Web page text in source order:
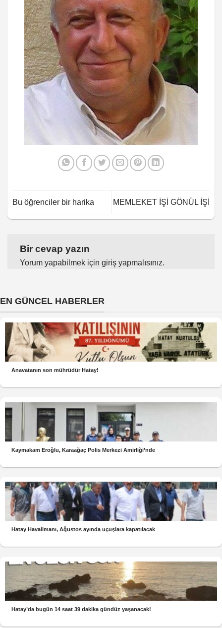
Bu öğrenciler bir harika MEMLEKET İŞİ GÖNÜL İŞİ
Bir cevap yazın
Yorum yapabilmek için giriş yapmalısınız.
EN GÜNCEL HABERLER
Anavatanın son mührüdür Hatay!
Kaymakam Eroğlu, Karaağaç Polis Merkezi Amirliği’nde
Hatay Havalimanı, Ağustos ayında uçuşlara kapatılacak
Hatay’da bugün 14 saat 39 dakika gündüz yaşanacak!